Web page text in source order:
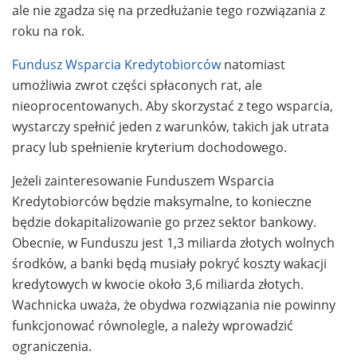
ale nie zgadza się na przedłużanie tego rozwiązania z
roku na rok.
Fundusz Wsparcia Kredytobiorcównatomiast
umożliwia zwrot części spłaconych rat, ale
nieoprocentowanych. Aby skorzystać z tego wsparcia,
wystarczy spełnić jeden z warunków, takich jak utrata
pracy lub spełnienie kryterium dochodowego.
Jeżeli zainteresowanie Funduszem Wsparcia
Kredytobiorców będzie maksymalne, to konieczne
będzie dokapitalizowanie go przez sektor bankowy.
Obecnie, w Funduszu jest 1,3 miliarda złotych wolnych
środków, a banki będą musiały pokryć koszty wakacji
kredytowych w kwocie około 3,6 miliarda złotych.
Wachnicka uważa, że obydwa rozwiązania nie powinny
funkcjonować równolegle, a należy wprowadzić
ograniczenia.